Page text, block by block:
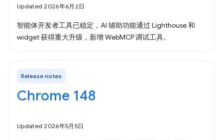
Updated 2026年6月2日
智能体开发者工具已稳定，AI 辅助功能通过 Lighthouse 和
widget 获得重大升级，新增 WebMCP 调试工具。
Release notes
Chrome 148
Updated 2026年5月5日